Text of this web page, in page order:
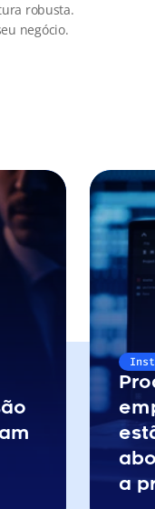
robusta.
negócio.
a